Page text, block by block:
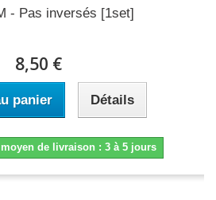
- Pas inversés [1set]
8,50 €
panier Détails
de livraison : 3 à 5 jours